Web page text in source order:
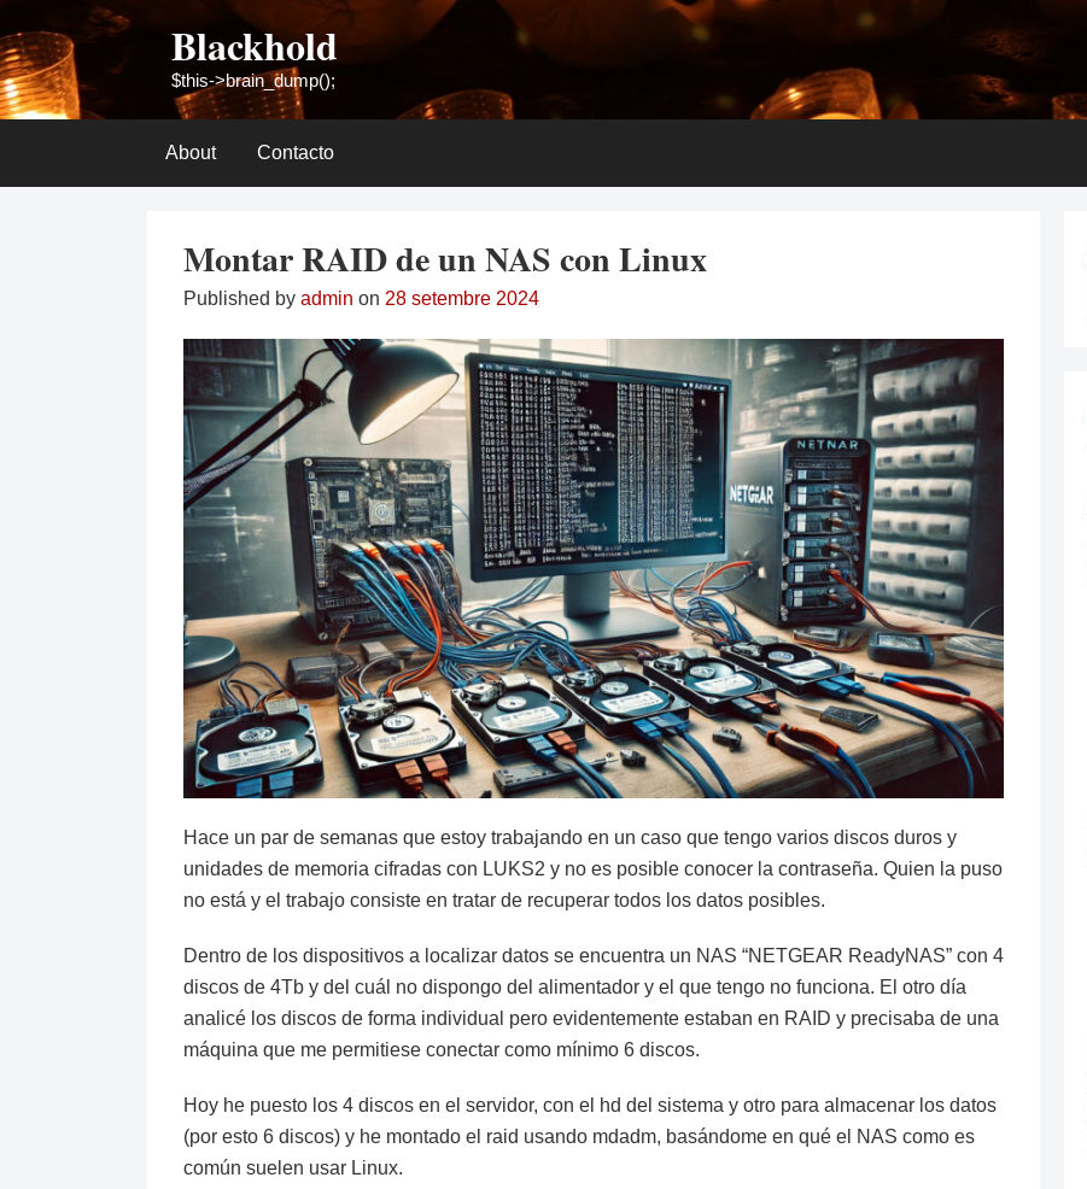
to
content
Blackhold
$this->brain_dump();
About Contacto
Montar RAID de un NAS con Linux
Published by admin on 28 setembre 2024
Hace un par de semanas que estoy trabajando en un caso que tengo varios discos duros y
unidades de memoria cifradas con LUKS2 y no es posible conocer la contraseña. Quien la puso
no está y el trabajo consiste en tratar de recuperar todos los datos posibles.
Dentro de los dispositivos a localizar datos se encuentra un NAS “NETGEAR ReadyNAS” con 4
discos de 4Tb y del cuál no dispongo del alimentador y el que tengo no funciona. El otro día
analicé los discos de forma individual pero evidentemente estaban en RAID y precisaba de una
máquina que me permitiese conectar como mínimo 6 discos.
Hoy he puesto los 4 discos en el servidor, con el hd del sistema y otro para almacenar los datos
(por esto 6 discos) y he montado el raid usando mdadm, basándome en qué el NAS como es
común suelen usar Linux.